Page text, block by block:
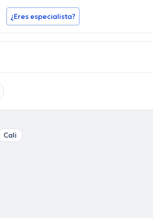
¿Eres especialista?
Cali